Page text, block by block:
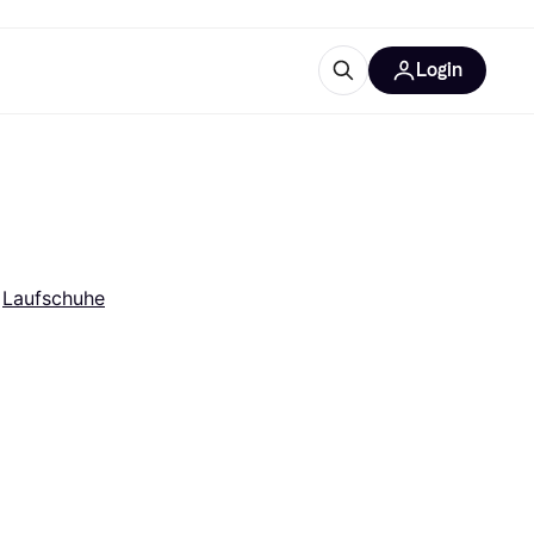
Login
Laufschuhe